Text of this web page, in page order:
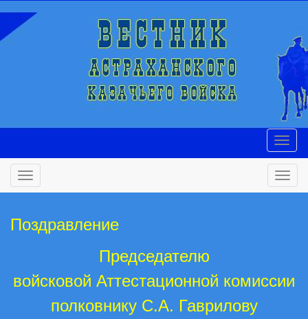
Поздравление
Председателю
войсковой Аттестационной комиссии
полковнику С.А. Гаврилову